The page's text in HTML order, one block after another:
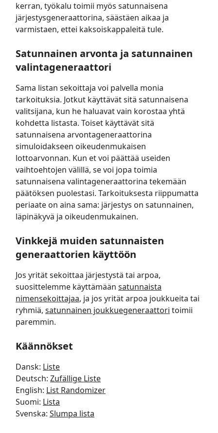
kerran, työkalu toimii myös satunnaisena
järjestysgeneraattorina, säästäen aikaa ja
varmistaen, ettei kaksoiskappaleitä tule.
Satunnainen arvonta ja satunnainen
valintageneraattori
Sama listan sekoittaja voi palvella monia
tarkoituksia. Jotkut käyttävät sitä satunnaisena
valitsijana, kun he haluavat vain korostaa yhtä
kohdetta listasta. Toiset käyttävät sitä
satunnaisena arvontageneraattorina
simuloidakseen oikeudenmukaisen
lottoarvonnan. Kun et voi päättää useiden
vaihtoehtojen välillä, se voi jopa toimia
satunnaisena valintageneraattorina tekemään
päätöksen puolestasi. Tarkoituksesta riippumatta
periaate on aina sama: järjestys on satunnainen,
läpinäkyvä ja oikeudenmukainen.
Vinkkejä muiden satunnaisten
generaattorien käyttöön
Jos yrität sekoittaa järjestystä tai arpoa,
suosittelemme käyttämään satunnaista
nimensekoittajaa, ja jos yrität arpoa joukkueita tai
ryhmiä, satunnainen joukkuegeneraattori toimii
paremmin.
Käännökset
Dansk: Liste
Deutsch: Zufällige Liste
English: List Randomizer
Suomi: Lista
Svenska: Slumpa lista